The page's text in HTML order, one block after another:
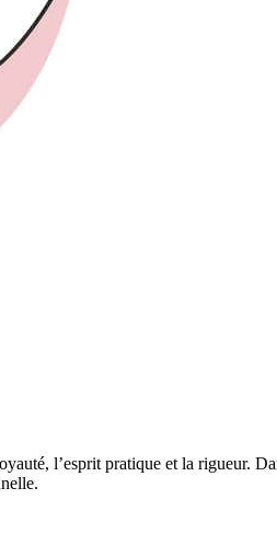
l’esprit pratique et la rigueur.